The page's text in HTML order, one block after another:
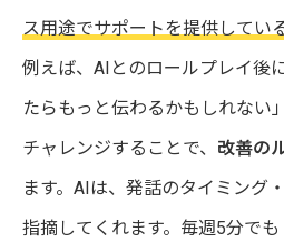
ス用途でサポートを提供してい
例えば、AIとのロールプレイ後
たらもっと伝わるかもしれない
チャレンジすることで、 改善の
ます。AIは、発話のタイミング
指摘してくれます。毎週5分で